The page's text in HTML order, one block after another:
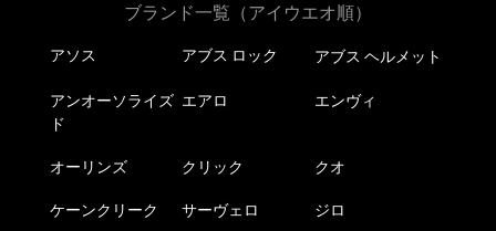
ブランド一覧（アイウエオ順）
アソス アブス ロック アブス ヘルメット
アンオーソライズ
ド
エアロ エンヴィ
オーリンズ クリック クオ
ケーンクリーク サーヴェロ ジロ